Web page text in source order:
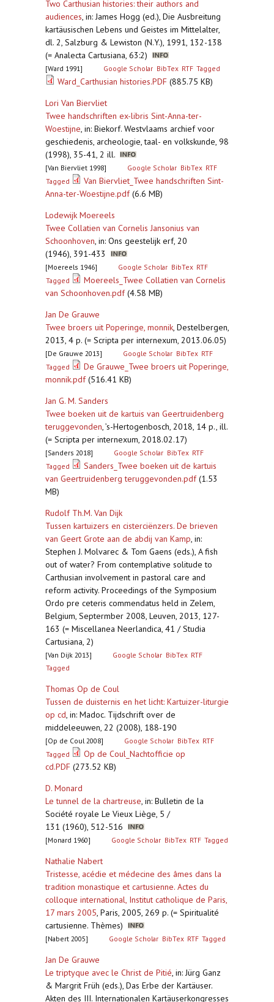
Two Carthusian histories: their authors and
audiences, in: James Hogg (ed.), Die Ausbreitung
kartäusischen Lebens und Geistes im Mittelalter,
dl. 2, Salzburg & Lewiston (N.Y.), 1991, 132-138
(= Analecta Cartusiana, 63:2)
[Ward 1991] Google Scholar BibTex RTF Tagged
Ward_Carthusian histories.PDF (885.75 KB)
Lori Van Biervliet
Twee handschriften ex-libris Sint-Anna-ter-
Woestijne, in: Biekorf. Westvlaams archief voor
geschiedenis, archeologie, taal- en volkskunde, 98
(1998), 35-41, 2 ill.
[Van Biervliet 1998] Google Scholar BibTex RTF
Tagged
Van Biervliet_Twee handschriften Sint-
Anna-ter-Woestijne.pdf(6.6 MB)
Lodewijk Moereels
Twee Collatien van Cornelis Jansonius van
Schoonhoven, in: Ons geestelijk erf, 20
(1946), 391-433
[Moereels 1946] Google Scholar BibTex RTF
Tagged
Moereels_Twee Collatien van Cornelis
van Schoonhoven.pdf(4.58 MB)
Jan De Grauwe
Twee broers uit Poperinge, monnik, Destelbergen,
2013, 4 p. (= Scripta per internexum, 2013.06.05)
[De Grauwe 2013] Google Scholar BibTex RTF
Tagged
De Grauwe_Twee broers uit Poperinge,
monnik.pdf(516.41 KB)
Jan G. M. Sanders
Twee boeken uit de kartuis van Geertruidenberg
teruggevonden,’s-Hertogenbosch, 2018, 14 p., ill.
(= Scripta per internexum, 2018.02.17)
[Sanders 2018] Google Scholar BibTex RTF
Tagged
Sanders_Twee boeken uit de kartuis
van Geertruidenberg teruggevonden.pdf(1.53
MB)
Rudolf Th.M. Van Dijk
Tussen kartuizers en cisterciënzers. De brieven
van Geert Grote aan de abdij van Kamp, in:
Stephen J. Molvarec & Tom Gaens (eds.), A fish
out of water? From contemplative solitude to
Carthusian involvement in pastoral care and
reform activity. Proceedings of the Symposium
Ordo pre ceteris commendatus held in Zelem,
Belgium, Septermber 2008, Leuven, 2013, 127-
163 (= Miscellanea Neerlandica, 41 / Studia
Cartusiana, 2)
[Van Dijk 2013] Google Scholar BibTex RTF
Tagged
Thomas Op de Coul
Tussen de duisternis en het licht: Kartuizer-liturgie
op cd, in: Madoc. Tijdschrift over de
middeleeuwen, 22 (2008), 188-190
[Op de Coul 2008] Google Scholar BibTex RTF
Tagged
Op de Coul_Nachtofficie op
cd.PDF (273.52 KB)
D. Monard
Le tunnel de la chartreuse, in: Bulletin de la
Société royale Le Vieux Liège, 5 /
131 (1960), 512-516
[Monard 1960] Google Scholar BibTex RTF Tagged
Nathalie Nabert
Tristesse, acédie et médecine des âmes dans la
tradition monastique et cartusienne. Actes du
colloque international, Institut catholique de Paris,
17 mars 2005, Paris, 2005, 269 p. (= Spiritualité
cartusienne. Thèmes)
[Nabert 2005] Google Scholar BibTex RTF Tagged
Jan De Grauwe
Le triptyque avec le Christ de Pitié, in: Jürg Ganz
& Margrit Früh (eds.), Das Erbe der Kartäuser.
Akten des III. Internationalen Kartäuserkongresses